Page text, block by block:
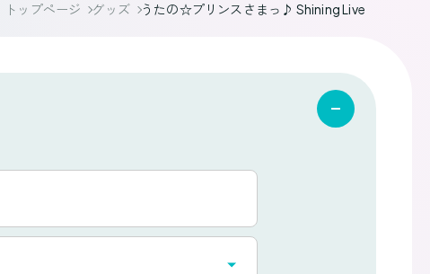
トップページ グッズ うたの☆プリンスさまっ♪ Shining Live